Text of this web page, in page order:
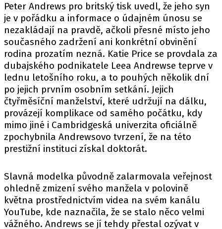
Peter Andrews pro britský tisk uvedl, že jeho syn
je v pořádku a informace o údajném únosu se
nezakládají na pravdě, ačkoli přesné místo jeho
současného zadržení ani konkrétní obvinění
rodina prozatím nezná. Katie Price se provdala za
dubajského podnikatele Leea Andrewse teprve v
lednu letošního roku, a to pouhých několik dní
po jejich prvním osobním setkání. Jejich
čtyřměsíční manželství, které udržují na dálku,
provázejí komplikace od samého počátku, kdy
mimo jiné i Cambridgeská univerzita oficiálně
zpochybnila Andrewsovo tvrzení, že na této
prestižní instituci získal doktorát.
Slavná modelka původně zalarmovala veřejnost
ohledně zmizení svého manžela v polovině
května prostřednictvím videa na svém kanálu
YouTube, kde naznačila, že se stalo něco velmi
vážného. Andrews se jí tehdy přestal ozývat v